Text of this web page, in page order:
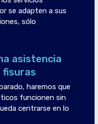
se adapten a sus
sólo
asistencia
haremos que
funcionen sin
centrarse en lo